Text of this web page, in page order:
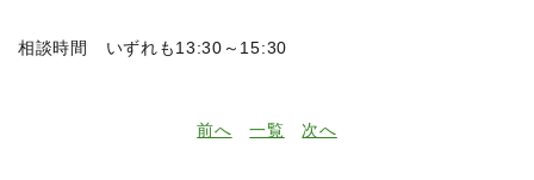
相談時間 いずれも13:30～15:30
前へ 一覧 次へ